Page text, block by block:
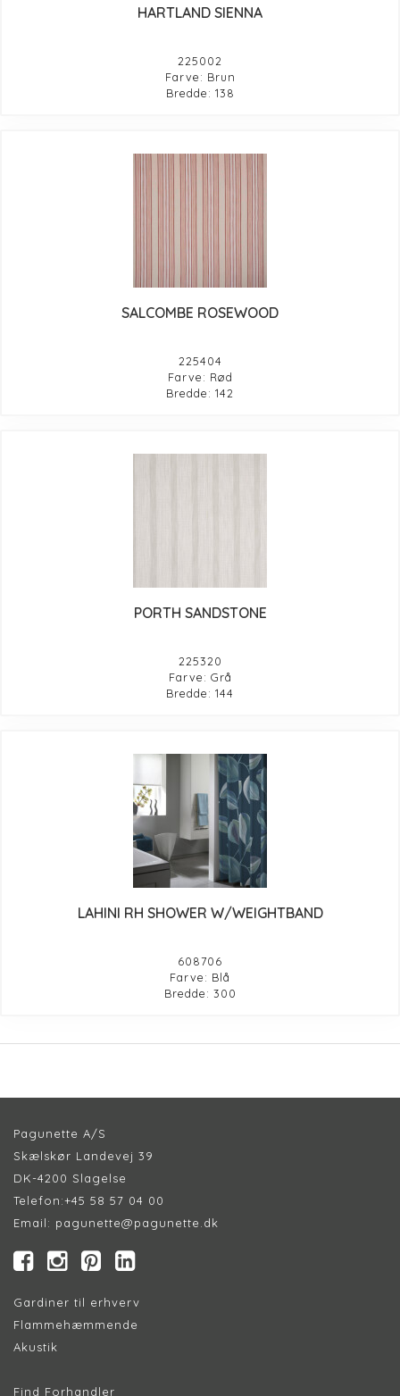
HARTLAND SIENNA
225002
Farve: Brun
Bredde: 138
SALCOMBE ROSEWOOD
225404
Farve: Rød
Bredde: 142
PORTH SANDSTONE
225320
Farve: Grå
Bredde: 144
LAHINI RH SHOWER W/WEIGHTBAND
608706
Farve: Blå
Bredde: 300
Pagunette A/S
Skælskør Landevej 39
DK-4200 Slagelse
Telefon:+45 58 57 04 00
Email: pagunette@pagunette.dk
Gardiner til erhverv
Flammehæmmende
Akustik
Find Forhandler